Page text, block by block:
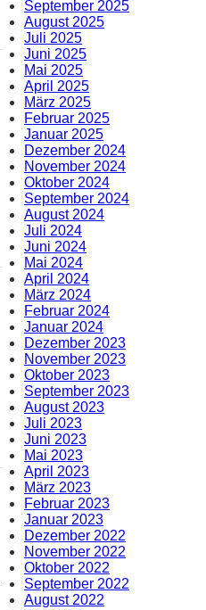
September 2025
August 2025
Juli 2025
Juni 2025
Mai 2025
April 2025
März 2025
Februar 2025
Januar 2025
Dezember 2024
November 2024
Oktober 2024
September 2024
August 2024
Juli 2024
Juni 2024
Mai 2024
April 2024
März 2024
Februar 2024
Januar 2024
Dezember 2023
November 2023
Oktober 2023
September 2023
August 2023
Juli 2023
Juni 2023
Mai 2023
April 2023
März 2023
Februar 2023
Januar 2023
Dezember 2022
November 2022
Oktober 2022
September 2022
August 2022